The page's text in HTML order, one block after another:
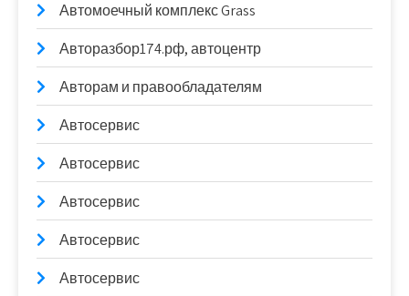
Автомоечный комплекс Grass
Авторазбор174.рф, автоцентр
Авторам и правообладателям
Автосервис
Автосервис
Автосервис
Автосервис
Автосервис